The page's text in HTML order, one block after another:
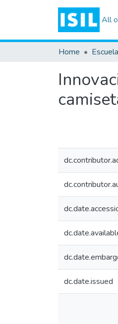
All
Home
dc.date.issued